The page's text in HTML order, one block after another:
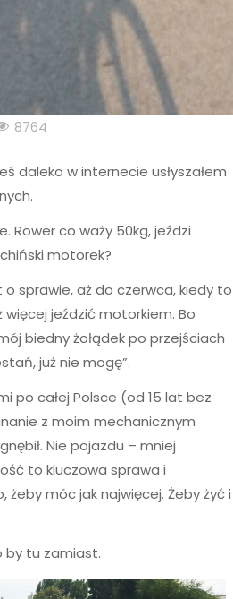
8764
daleko w internecie usłyszałem
Rower co waży 50kg, jeździ
motorek?
sprawie, aż do czerwca, kiedy to
więcej jeździć motorkiem. Bo
biedny żołądek po przejściach
już nie mogę”.
po całej Polsce (od 15 lat bez
z moim mechanicznym
Nie pojazdu – mniej
to kluczowa sprawa i
móc jak najwięcej. Żeby żyć i
by tu zamiast.